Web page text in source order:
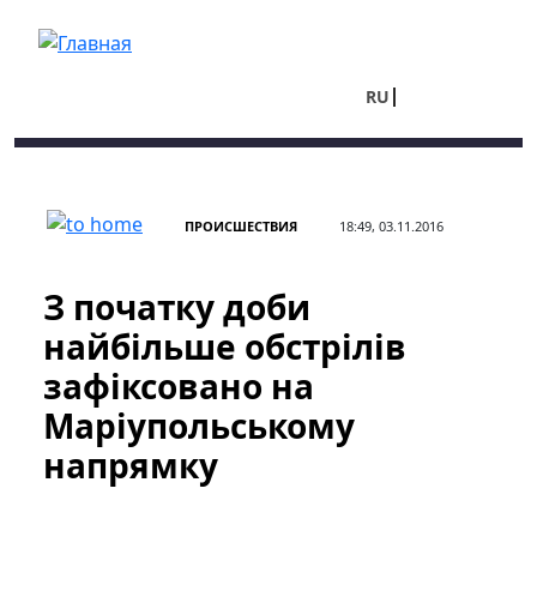
RU
ПРОИСШЕСТВИЯ 18:49, 03.11.2016
З початку доби
найбільше обстрілів
зафіксовано на
Маріупольському
напрямку